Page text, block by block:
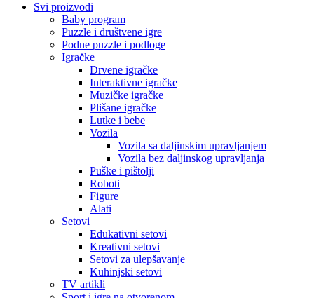
Svi proizvodi
Baby program
Puzzle i društvene igre
Podne puzzle i podloge
Igračke
Drvene igračke
Interaktivne igračke
Muzičke igračke
Plišane igračke
Lutke i bebe
Vozila
Vozila sa daljinskim upravljanjem
Vozila bez daljinskog upravljanja
Puške i pištolji
Roboti
Figure
Alati
Setovi
Edukativni setovi
Kreativni setovi
Setovi za ulepšavanje
Kuhinjski setovi
TV artikli